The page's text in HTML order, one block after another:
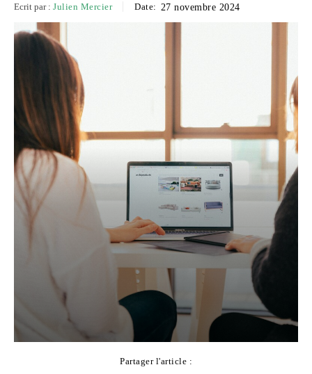
Ecrit par : Julien Mercier Date: 27 novembre 2024
Partager l'article :